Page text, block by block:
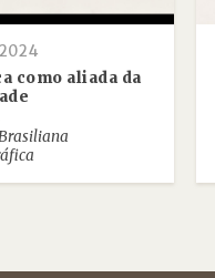
como aliada da